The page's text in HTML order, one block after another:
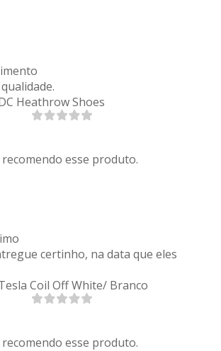
Heathrow Shoes
recomendo esse produto.
certinho, na data que eles
Coil Off White/ Branco
recomendo esse produto.